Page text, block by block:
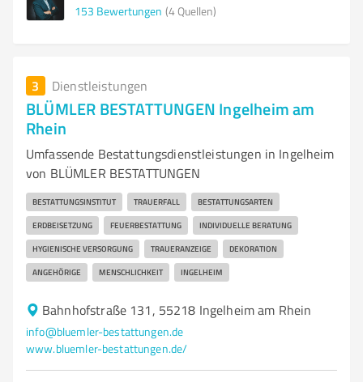
153 Bewertungen (4 Quellen)
3 Dienstleistungen
BLÜMLER BESTATTUNGEN Ingelheim am
Rhein
Umfassende Bestattungsdienstleistungen in Ingelheim
von BLÜMLER BESTATTUNGEN
BESTATTUNGSINSTITUT TRAUERFALL BESTATTUNGSARTEN
ERDBEISETZUNG FEUERBESTATTUNG INDIVIDUELLE BERATUNG
HYGIENISCHE VERSORGUNG TRAUERANZEIGE DEKORATION
ANGEHÖRIGE MENSCHLICHKEIT INGELHEIM
Bahnhofstraße 131, 55218 Ingelheim am Rhein
info@bluemler-bestattungen.de
www.bluemler-bestattungen.de/